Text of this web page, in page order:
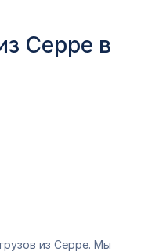
Серре в
из Серре. Мы